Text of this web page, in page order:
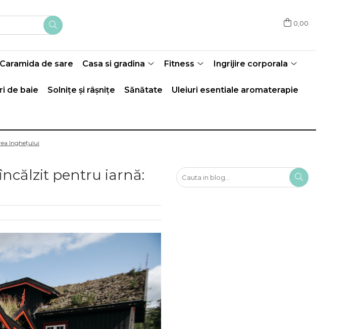
0,00
Caramida de sare Casa si gradina Fitness Ingrijire corporala
de baie Solnițe și râșnițe Sănătate Uleiuri esentiale aromaterapie
înghețului
pentru iarnă: